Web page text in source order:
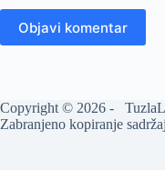
Objavi komentar
Copyright © 2026 -
Zabranjeno kopiranje